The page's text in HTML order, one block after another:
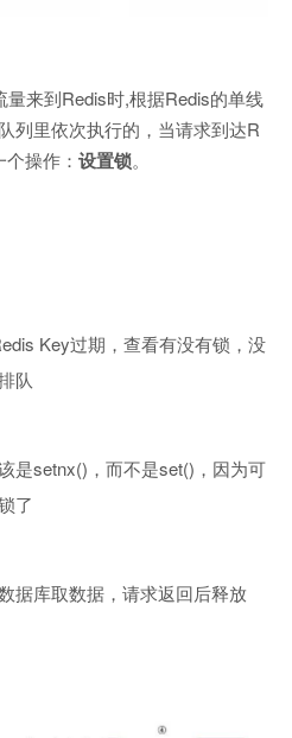
来到Redis时,根据Redis的单线
列里依次执行的，当请求到达R
操作： 设置锁。
Key过期，查看有没有锁，没
队
是setnx()，而不是set()，因为可
了
据库取数据，请求返回后释放